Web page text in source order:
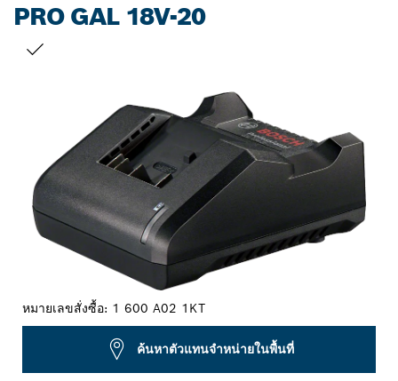
PRO GAL 18V-20
หมายเลขสั่งซื้อ: 1 600 A02 1KT
ค้นหาตัวแทนจำหน่ายในพื้นที่